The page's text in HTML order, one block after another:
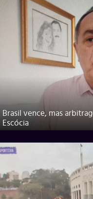
Brasil vence, mas
Escócia